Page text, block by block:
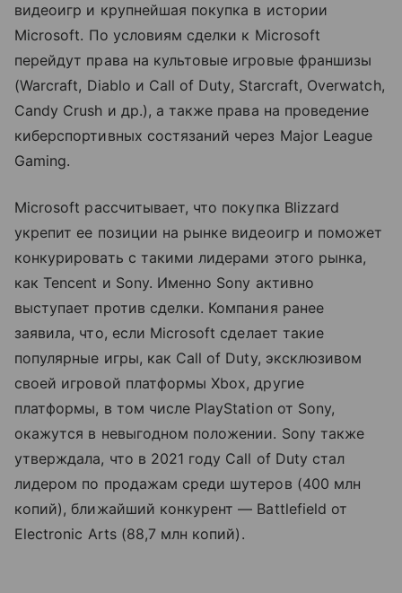
видеоигр и крупнейшая покупка в истории
Microsoft. По условиям сделки к Microsoft
перейдут права на культовые игровые франшизы
(Warcraft, Diablo и Call of Duty, Starcraft, Overwatch,
Candy Crush и др.), а также права на проведение
киберспортивных состязаний через Major League
Gaming.
Microsoft рассчитывает, что покупка Blizzard
укрепит ее позиции на рынке видеоигр и поможет
конкурировать с такими лидерами этого рынка,
как Tencent и Sony. Именно Sony активно
выступает против сделки. Компания ранее
заявила, что, если Microsoft сделает такие
популярные игры, как Call of Duty, эксклюзивом
своей игровой платформы Xbox, другие
платформы, в том числе PlayStation от Sony,
окажутся в невыгодном положении. Sony также
утверждала, что в 2021 году Call of Duty стал
лидером по продажам среди шутеров (400 млн
копий), ближайший конкурент — Battlefield от
Electronic Arts (88,7 млн копий).